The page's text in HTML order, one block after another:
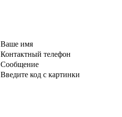
Ваше имя
Контактный телефон
Сообщение
Введите код с картинки